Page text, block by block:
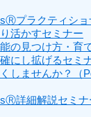
プラクティシ
活かすセミナー
の見つけ方・育
にし拡げるセミ
しませんか？（
詳細解説セミナ